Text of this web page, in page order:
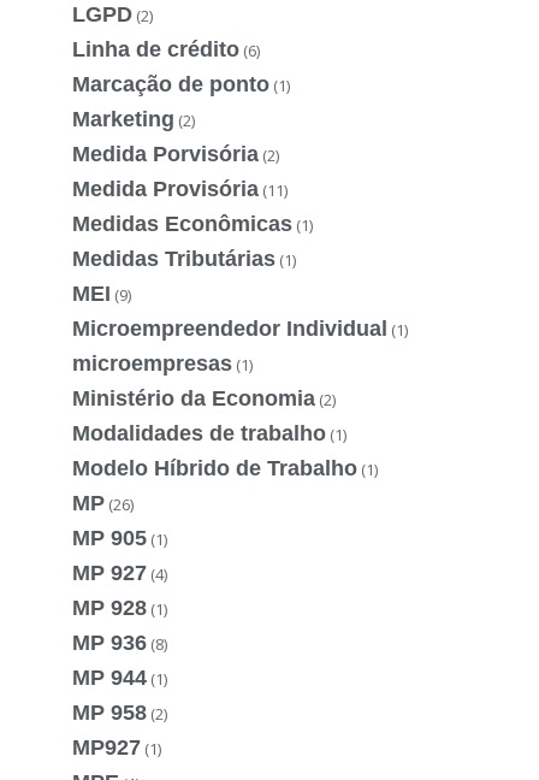
LGPD (2)
Linha de crédito (6)
Marcação de ponto (1)
Marketing (2)
Medida Porvisória (2)
Medida Provisória (11)
Medidas Econômicas (1)
Medidas Tributárias (1)
MEI (9)
Microempreendedor Individual (1)
microempresas (1)
Ministério da Economia (2)
Modalidades de trabalho (1)
Modelo Híbrido de Trabalho (1)
MP (26)
MP 905 (1)
MP 927 (4)
MP 928 (1)
MP 936 (8)
MP 944 (1)
MP 958 (2)
MP927 (1)